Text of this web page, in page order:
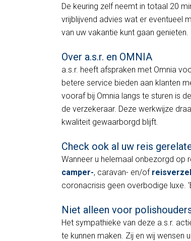
De keuring zelf neemt in totaal 20
vrijblijvend advies wat er eventueel
van uw vakantie kunt gaan genieten.
Over a.s.r. en OMNIA
a.s.r. heeft afspraken met Omnia
betere service bieden aan klanten
vooraf bij Omnia langs te sturen is
de verzekeraar. Deze werkwijze
kwaliteit gewaarborgd blijft.
Check ook al uw reis
Wanneer u helemaal onbezorgd op
camper-, caravan- en/of
coronacrisis geen overbodige luxe.
Niet alleen voor
Het sympathieke van deze a.s.r.
te kunnen maken. Zij en wij wensen